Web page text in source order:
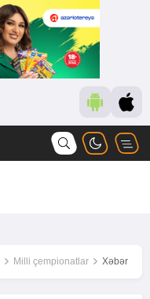
Milli çempionatlar Xəbər